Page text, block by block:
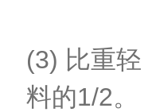
(3) 比重轻
料的1/2。